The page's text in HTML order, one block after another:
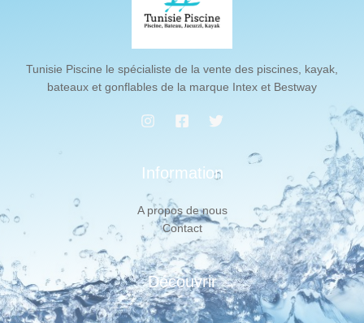
Tunisie Piscine le spécialiste de la vente des piscines, kayak,
bateaux et gonflables de la marque Intex et Bestway
Information
A propos de nous
Contact
Découvrir